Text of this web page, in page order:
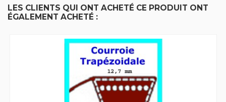
LES CLIENTS QUI ONT ACHETÉ CE PRODUIT ONT
ÉGALEMENT ACHETÉ :